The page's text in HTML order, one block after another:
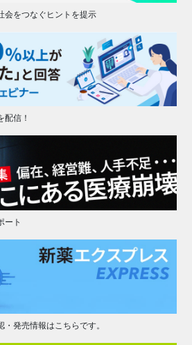
会をつなぐヒントを提示
配信！
ート
発売情報はこちらです。